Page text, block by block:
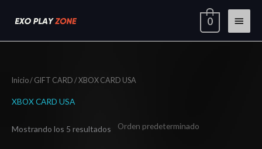
Menú
0
Inicio/ GIFT CARD / XBOX CARD USA
XBOX CARD USA
Mostrando los 5 resultados